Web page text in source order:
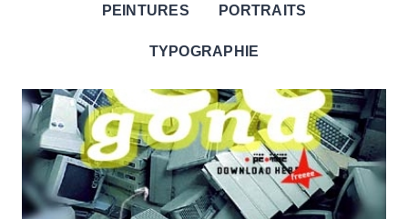
PEINTURES PORTRAITS
TYPOGRAPHIE